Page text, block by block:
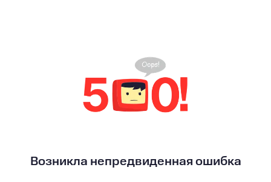
Возникла непредвиденная ошибка